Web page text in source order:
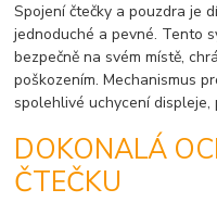
Spojení čtečky a pouzdra je
jednoduché a pevné. Tento
bezpečně na svém místě,
poškozením. Mechanismus
spolehlivé uchycení
DOKONALÁ
ČTEČKU